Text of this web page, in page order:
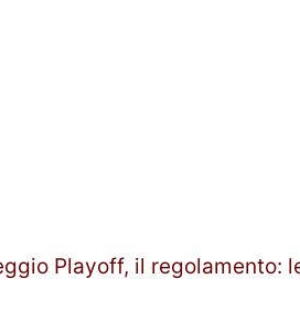
Playoff, il regolamento: